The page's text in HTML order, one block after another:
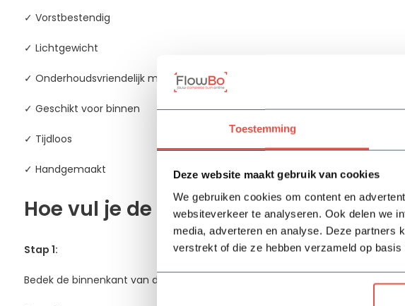
Toestemming
Deze website maakt gebruik van cookies
We gebruiken cookies om content en
websiteverkeer te analyseren. Ook delen we
media, adverteren en analyse. Deze partners
verstrekt of die ze hebben verzameld op
✓ Vorstbestendig
✓ Lichtgewicht
✓ Onderhoudsvriendelijk materiaal
✓ Geschikt voor binnen
✓ Tijdloos
✓ Handgemaakt
Hoe vul je de plantenbak?
Stap 1:
Bedek de binnenkant van de plantenbak met een waterbestendige plastic